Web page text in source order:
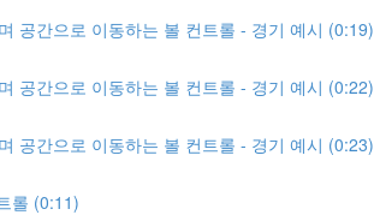
공간으로 이동하는 볼 컨트롤 - 경기 예시 (0:19)
공간으로 이동하는 볼 컨트롤 - 경기 예시 (0:22)
공간으로 이동하는 볼 컨트롤 - 경기 예시 (0:23)
롤 (0:11)